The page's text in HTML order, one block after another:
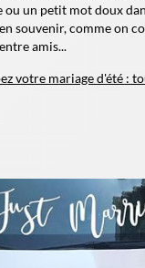
ou un petit mot doux
souvenir, comme on
amis...
votre mariage d'été :